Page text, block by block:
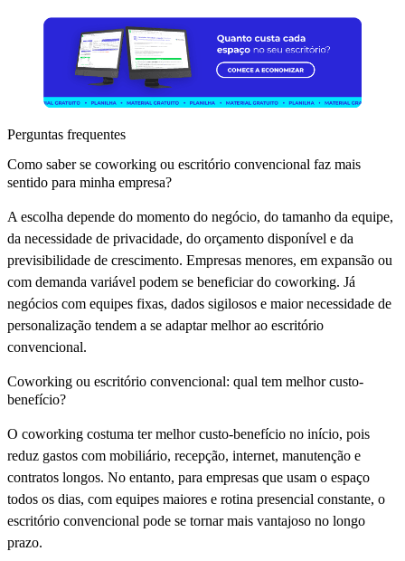
Perguntas frequentes
Como saber se coworking ou escritório convencional faz mais
sentido para minha empresa?
A escolha depende do momento do negócio, do tamanho da equipe,
da necessidade de privacidade, do orçamento disponível e da
previsibilidade de crescimento. Empresas menores, em expansão ou
com demanda variável podem se beneficiar do coworking. Já
negócios com equipes fixas, dados sigilosos e maior necessidade de
personalização tendem a se adaptar melhor ao escritório
convencional.
Coworking ou escritório convencional: qual tem melhor custo-
benefício?
O coworking costuma ter melhor custo-benefício no início, pois
reduz gastos com mobiliário, recepção, internet, manutenção e
contratos longos. No entanto, para empresas que usam o espaço
todos os dias, com equipes maiores e rotina presencial constante, o
escritório convencional pode se tornar mais vantajoso no longo
prazo.